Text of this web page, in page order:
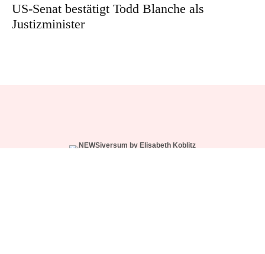
US-Senat bestätigt Todd Blanche als
Justizminister